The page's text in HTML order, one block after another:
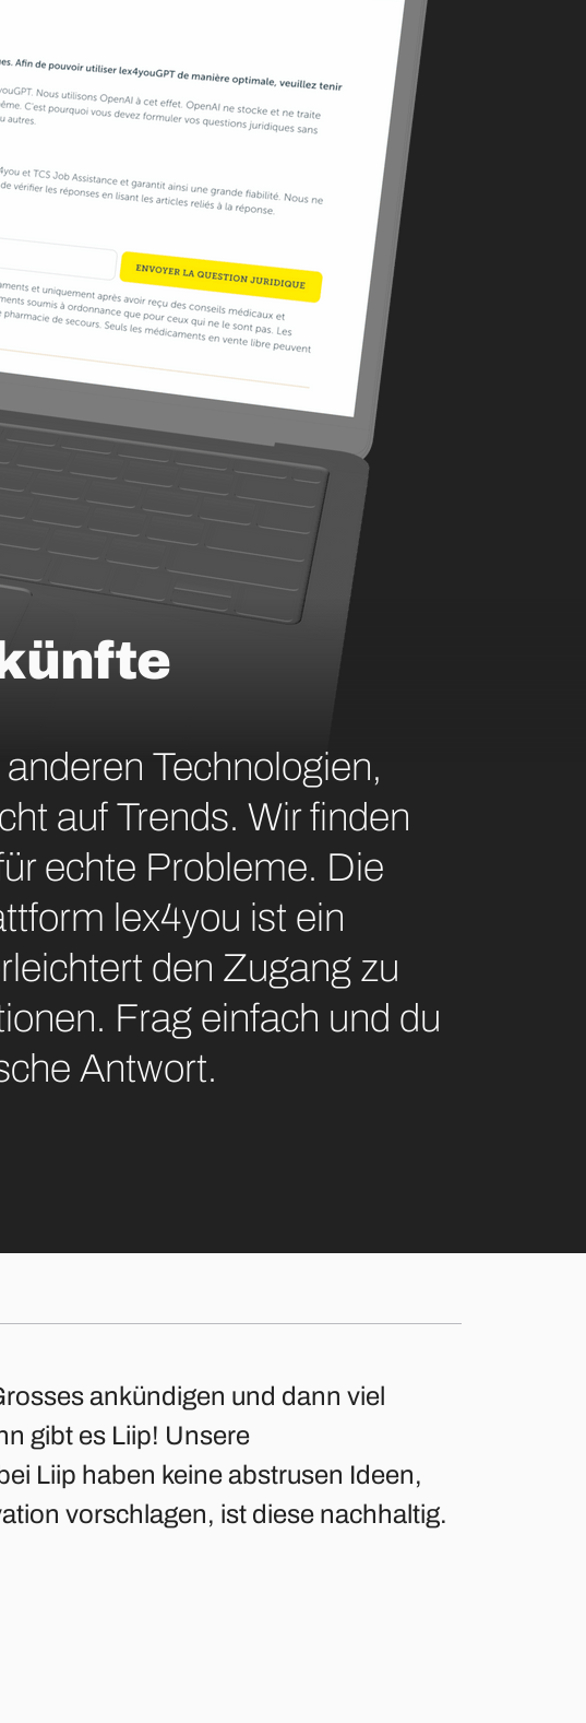
Technologien,
auf Trends. Wir finden
echte Probleme. Die
lex4you ist ein
den Zugang zu
Frag einfach und du
Antwort.
ankündigen und dann viel
gibt es Liip! Unsere
Liip haben keine abstrusen Ideen,
vorschlagen, ist diese nachhaltig.